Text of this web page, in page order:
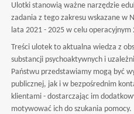
Ulotki stanowią ważne narzędzie
zadania z tego zakresu wskazane w
lata 2021 - 2025 w celu
Treści ulotek to aktualna wiedza z
substancji psychoaktywnych i
Państwu przedstawiamy mogą być
publicznej, jak i w bezpośrednim
klientami - dostarczając im
motywować ich do szukania pomocy.